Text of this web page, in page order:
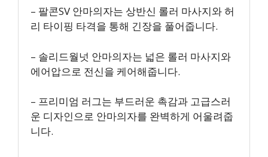
– 팔콘SV 안마의자는 상반신 롤러 마사지와 허
리 타이핑 타격을 통해 긴장을 풀어줍니다.
– 솔리드월넛 안마의자는 넓은 롤러 마사지와
에어압으로 전신을 케어해줍니다.
– 프리미엄 러그는 부드러운 촉감과 고급스러
운 디자인으로 안마의자를 완벽하게 어울려줍
니다.